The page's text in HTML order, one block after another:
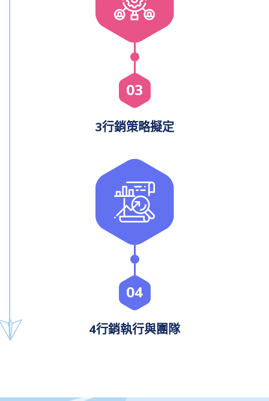
03
3行銷策略擬定
04
4行銷執行與團隊